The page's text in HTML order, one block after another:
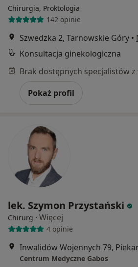
Chirurgia, Proktologia
142 opinie
Szwedzka 2, Tarnowskie Góry •
Konsultacja ginekologiczna
Pokaż profil
lek. Szymon Przystański
Chirurg · Więcej
4 opinie
Inwalidów Wojennych 79,
Centrum Medyczne Gabos